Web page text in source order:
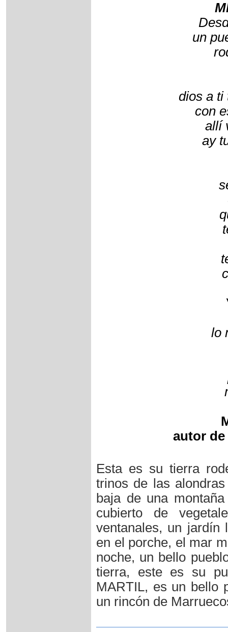
un
dios a ti
con
allí
ay
lo
autor de
Esta es su tierra
trinos de las
baja de una
cubierto de
ventanales, un jardín
en el porche, el mar
noche, un bello
tierra, este es su
MARTIL, es un bello
un rincón de